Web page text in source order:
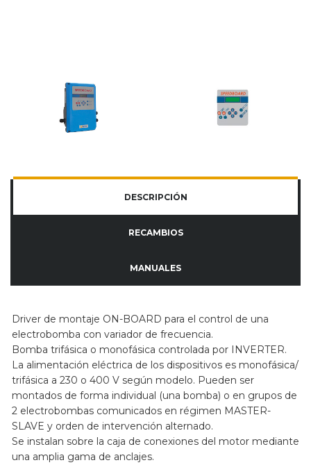
DESCRIPCIÓN
RECAMBIOS
MANUALES
Driver de montaje ON-BOARD para el control de una
electrobomba con variador de frecuencia.
Bomba trifásica o monofásica controlada por INVERTER.
La alimentación eléctrica de los dispositivos es monofásica/
trifásica a 230 o 400 V según modelo. Pueden ser
montados de forma individual (una bomba) o en grupos de
2 electrobombas comunicados en régimen MASTER-
SLAVE y orden de intervención alternado.
Se instalan sobre la caja de conexiones del motor mediante
una amplia gama de anclajes.